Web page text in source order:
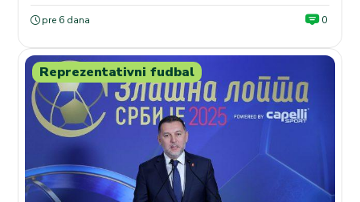
pre 6 dana 0
Reprezentativni fudbal